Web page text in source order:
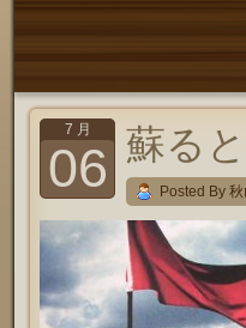
7 月
06 蘇る
Posted By